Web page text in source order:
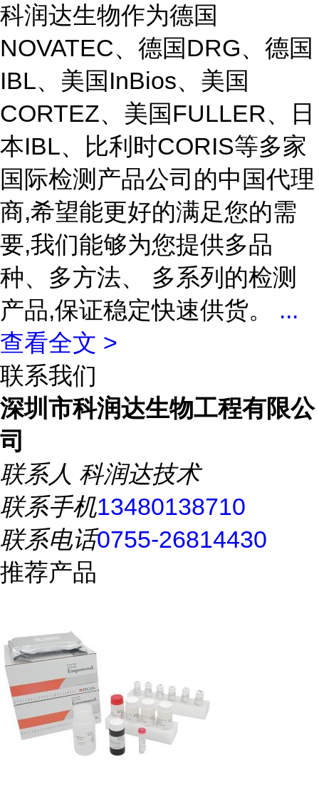
科润达生物作为德国
NOVATEC、德国DRG、德国
IBL、美国InBios、美国
CORTEZ、美国FULLER、日
本IBL、比利时CORIS等多家
国际检测产品公司的中国代理
商,希望能更好的满足您的需
要,我们能够为您提供多品
种、多方法、 多系列的检测
产品,保证稳定快速供货。 ...
查看全文 >
联系我们
深圳市科润达生物工程有限公
司
联系人 科润达技术
联系手机13480138710
联系电话0755-26814430
推荐产品